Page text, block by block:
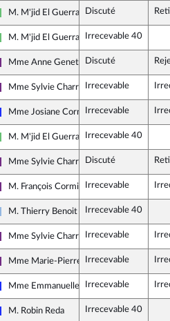
Libertés et Territoires
M. M'jid El Guerrab Discuté
Libertés et Territoires
M. M'jid El Guerrab Irrecevable 40
La République en Marche
Mme Anne GenetetDiscuté
La République en Marche
Mme Sylvie CharrièreIrrecevable
Les Républicains
Mme Josiane CorneloupIrrecevable
Libertés et Territoires
M. M'jid El Guerrab Irrecevable 40
La République en Marche
Mme Sylvie CharrièreDiscuté
La République en Marche
M. François Cormier-Bouligeon
Irrecevable
UDI, Agir et Indépendants
M. Thierry Benoit Irrecevable 40
La République en Marche
Mme Sylvie CharrièreIrrecevable
La République en Marche
Mme Marie-Pierre RixainIrrecevable
Les Républicains
Mme Emmanuelle Anthoine
Irrecevable
Les Républicains
M. Robin Reda Irrecevable 40